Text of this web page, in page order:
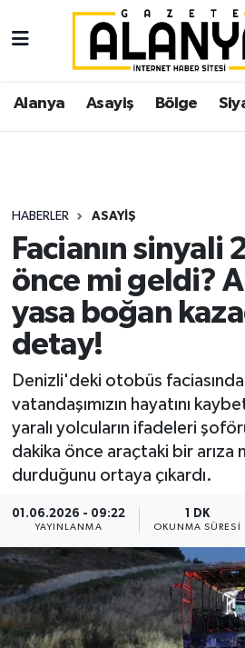
Alanya Asayiş Bölge
HABERLER ASAYIŞ
Facianın sinyali
önce mi geldi?
yasa boğan
detay!
Denizli'deki otobüs
vatandaşımızın hayatını
yaralı yolcuların ifadeleri
dakika önce araçtaki bir arıza
durduğunu ortaya çıkardı.
01.06.2026 - 09:22
YAYINLANMA
1 DK
OKUNMA SÜRESI
Alanya
Asayiş
Siyaset
Spor
Turizm
Ekonomi
İstanbul Nöbetçi
İstanbul Hava Durumu
Süper Lig Puan Durumu ve
Tüm Manşetler
Son Dakika Haberleri
Haber Arşivi